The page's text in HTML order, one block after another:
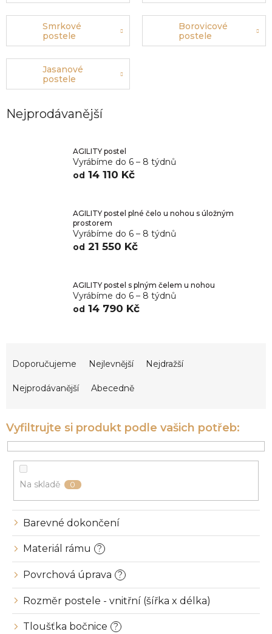
Smrkové
postele
Borovicové
postele
Jasanové
postele
Nejprodávanější
AGILITY postel
Vyrábíme do 6 – 8 týdnů
od 14 110 Kč
AGILITY postel plné čelo u nohou s úložným
prostorem
Vyrábíme do 6 – 8 týdnů
od 21 550 Kč
AGILITY postel s plným čelem u nohou
Vyrábíme do 6 – 8 týdnů
od 14 790 Kč
p
r
o
Doporučujeme Nejlevnější Nejdražší
Nejprodávanější Abecedně
Na skladě 0
Barevné dokončení
Materiál rámu ?
Povrchová úprava ?
Rozměr postele - vnitřní (šířka x délka)
Tloušťka bočnice ?